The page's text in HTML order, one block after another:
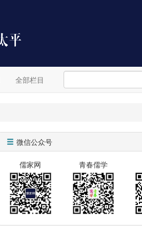
全部栏目
微信公众号
儒家网 青春儒学